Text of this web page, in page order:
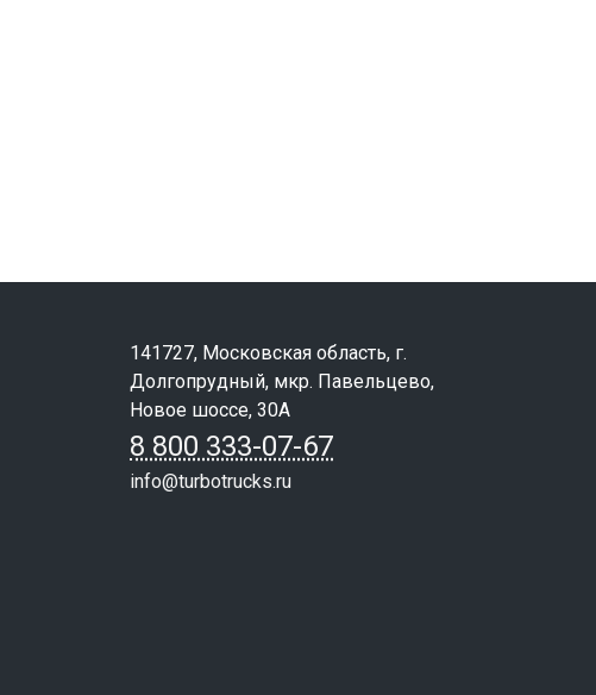
141727, Московская область, г.
Долгопрудный, мкр. Павельцево,
Новое шоссе, 30А
8 800 333-07-67
info@turbotrucks.ru